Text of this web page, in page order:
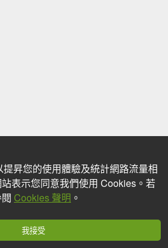
昇您的使用體驗及統計網路流量相
表示您同意我們使用 Cookies。若
Cookies 聲明 。
我接受